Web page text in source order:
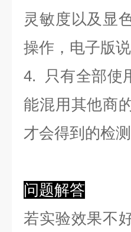
灵敏度以及显
操作，电子版
4. 只有全部使
能混用其他商
才会得到的检测
问题解答
若实验效果不